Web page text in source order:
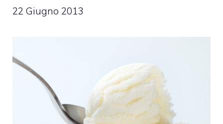
22 Giugno 2013